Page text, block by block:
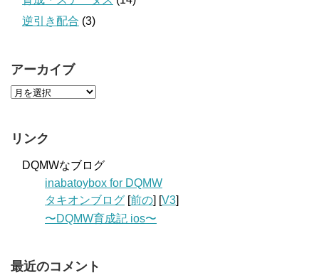
逆引き配合 (3)
アーカイブ
リンク
DQMWなブログ
inabatoybox for DQMW
タキオンブログ [前の] [V3]
〜DQMW育成記 ios〜
最近のコメント